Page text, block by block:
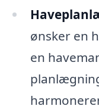
ønsker en
en